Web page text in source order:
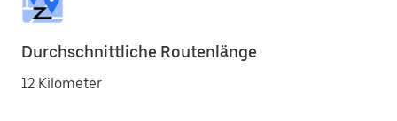
Durchschnittliche Routenlänge
12 Kilometer